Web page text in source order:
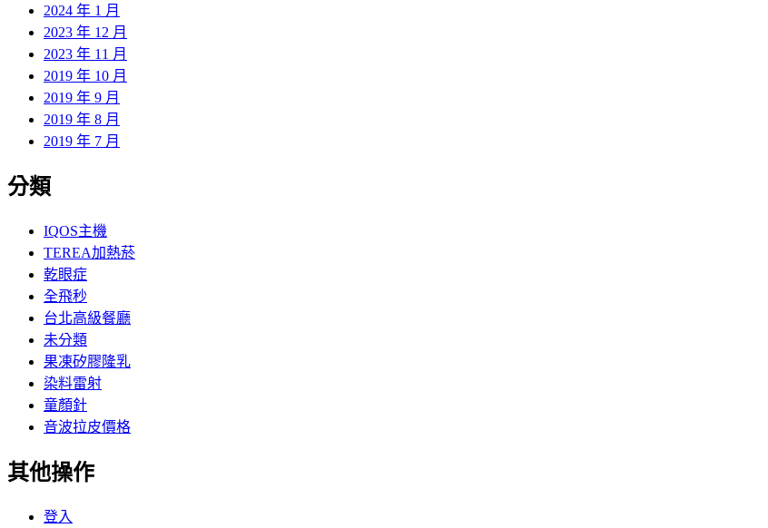
2024 年 1 月
2023 年 12 月
2023 年 11 月
2019 年 10 月
2019 年 9 月
2019 年 8 月
2019 年 7 月
分類
IQOS主機
TEREA加熱菸
乾眼症
全飛秒
台北高級餐廳
未分類
果凍矽膠隆乳
染料雷射
童顏針
音波拉皮價格
其他操作
登入